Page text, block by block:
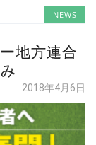
NEWS
地方連合
2018年4月6日